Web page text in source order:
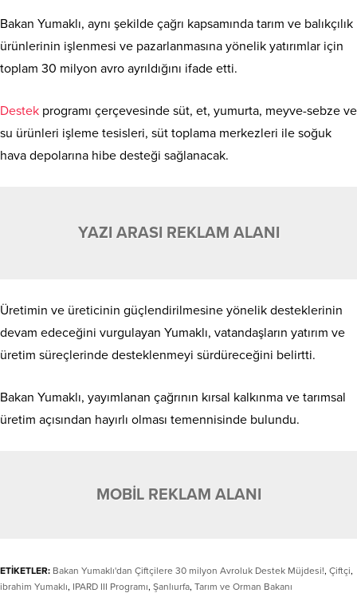
Bakan Yumaklı, aynı şekilde çağrı kapsamında tarım ve balıkçılık
ürünlerinin işlenmesi ve pazarlanmasına yönelik yatırımlar için
toplam 30 milyon avro ayrıldığını ifade etti.
Destek programı çerçevesinde süt, et, yumurta, meyve-sebze ve
su ürünleri işleme tesisleri, süt toplama merkezleri ile soğuk
hava depolarına hibe desteği sağlanacak.
YAZI ARASI REKLAM ALANI
Üretimin ve üreticinin güçlendirilmesine yönelik desteklerinin
devam edeceğini vurgulayan Yumaklı, vatandaşların yatırım ve
üretim süreçlerinde desteklenmeyi sürdüreceğini belirtti.
Bakan Yumaklı, yayımlanan çağrının kırsal kalkınma ve tarımsal
üretim açısından hayırlı olması temennisinde bulundu.
MOBİL REKLAM ALANI
ETİKETLER: Bakan Yumaklı'dan Çiftçilere 30 milyon Avroluk Destek Müjdesi!, Çiftçi,
ibrahim Yumaklı, IPARD III Programı, Şanlıurfa, Tarım ve Orman Bakanı